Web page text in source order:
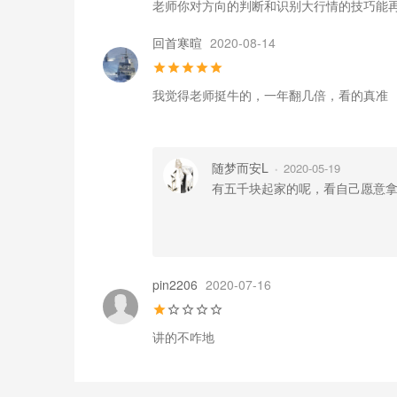
老师你对方向的判断和识别大行情的技巧能
回首寒暄 2020-08-14
我觉得老师挺牛的，一年翻几倍，看的真准
随梦而安L • 2020-05-19
有五千块起家的呢，看自己愿意
pin2206 2020-07-16
讲的不咋地